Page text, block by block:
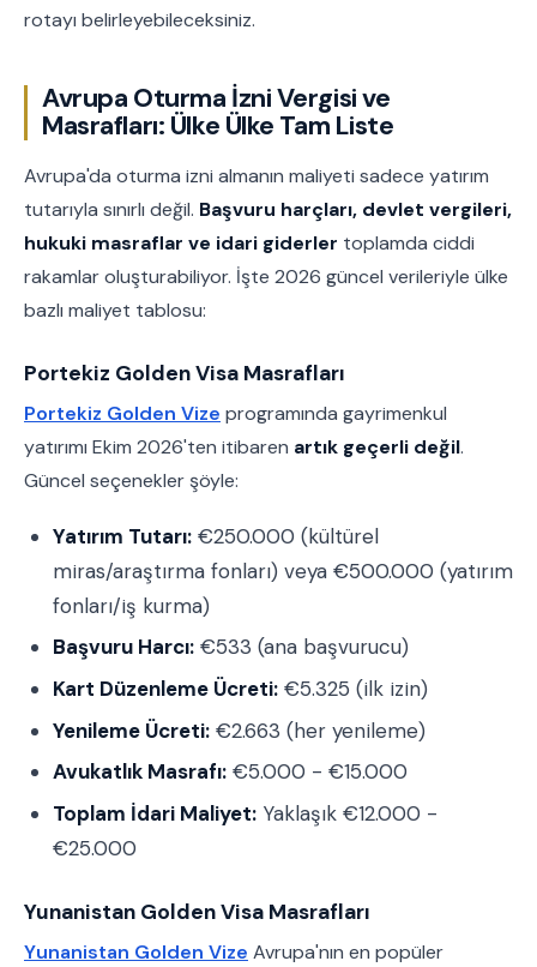
rotayı belirleyebileceksiniz.
Avrupa Oturma İzni Vergisi ve
Masrafları: Ülke Ülke Tam Liste
Avrupa'da oturma izni almanın maliyeti sadece yatırım
tutarıyla sınırlı değil. Başvuru harçları, devlet vergileri,
hukuki masraflar ve idari giderler toplamda ciddi
rakamlar oluşturabiliyor. İşte 2026 güncel verileriyle ülke
bazlı maliyet tablosu:
Portekiz Golden Visa Masrafları
Portekiz Golden Vize programında gayrimenkul
yatırımı Ekim 2026'ten itibaren artık geçerli değil.
Güncel seçenekler şöyle:
Yatırım Tutarı: €250.000 (kültürel
miras/araştırma fonları) veya €500.000 (yatırım
fonları/iş kurma)
Başvuru Harcı: €533 (ana başvurucu)
Kart Düzenleme Ücreti: €5.325 (ilk izin)
Yenileme Ücreti: €2.663 (her yenileme)
Avukatlık Masrafı: €5.000 - €15.000
Toplam İdari Maliyet: Yaklaşık €12.000 -
€25.000
Yunanistan Golden Visa Masrafları
Yunanistan Golden Vize Avrupa'nın en popüler